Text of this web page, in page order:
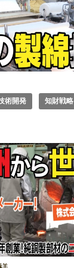
術開発 知財戦略